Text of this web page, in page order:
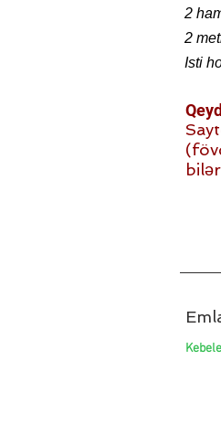
2
2
Isti